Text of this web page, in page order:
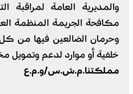
والمديرية العامة لمراقبة
مكافحة الجريمة المنظمة
وحرمان الضالعين فيها من
خلفية أو موارد لدعم وتمويل
مملكتنا.م.ش.س/و.م.ع